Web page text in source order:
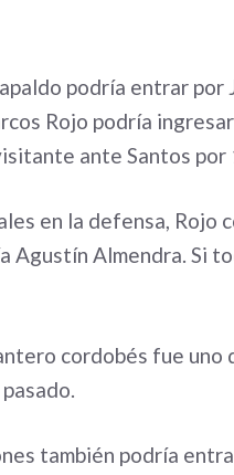
podría entrar
Rojo podría
ante Santos
en la defensa, Rojo
Agustín Almendra. Si
cordobés fue
también podría